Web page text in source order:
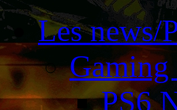
Les news/
Gaming
PS6